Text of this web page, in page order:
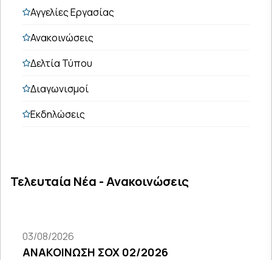
Αγγελίες Εργασίας
Ανακοινώσεις
Δελτία Τύπου
Διαγωνισμοί
Εκδηλώσεις
Τελευταία Νέα - Ανακοινώσεις
03/08/2026
ΑΝΑΚΟΙΝΩΣΗ ΣΟΧ 02/2026